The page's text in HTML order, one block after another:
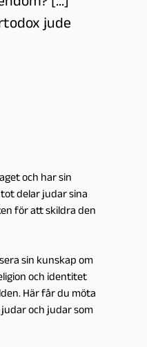
jude
och har sin
delar judar sina
för att skildra den
sin kunskap om
och identitet
Här får du möta
och judar som